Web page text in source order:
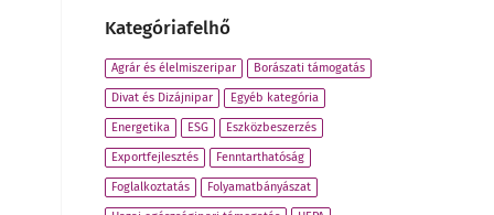
Kategóriafelhő
Agrár és élelmiszeripar Borászati támogatás
Divat és Dizájnipar Egyéb kategória
Energetika ESG Eszközbeszerzés
Exportfejlesztés Fenntarthatóság
Foglalkoztatás Folyamatbányászat